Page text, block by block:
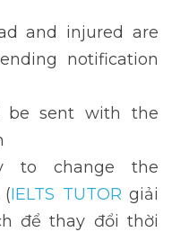
and injured are
notification
be sent with the
to change the
(IELTS TUTOR giải
để thay đổi thời